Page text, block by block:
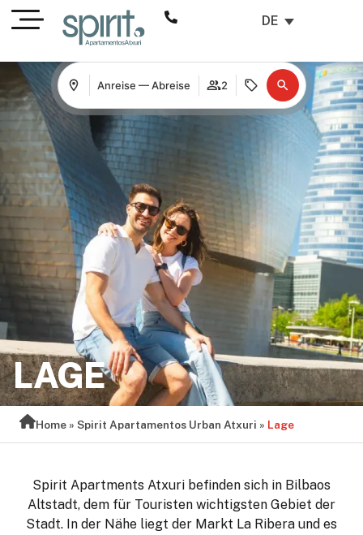
DE
Anreise — Abreise 2
LAGE
Home »Spirit Apartamentos Urban Atxuri » Lage
Spirit Apartments Atxuri befinden sich in Bilbaos
Altstadt, dem für Touristen wichtigsten Gebiet der
Stadt. In der Nähe liegt der Markt La Ribera und es